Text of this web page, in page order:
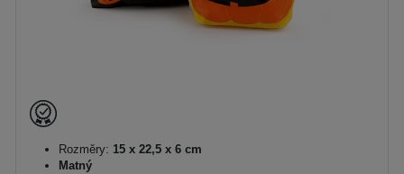
Rozměry: 15 x 22,5 x 6 cm
Matný